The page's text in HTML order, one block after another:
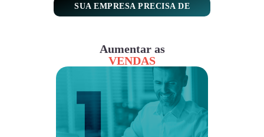
SUA EMPRESA PRECISA DE
Aumentar as
VENDAS